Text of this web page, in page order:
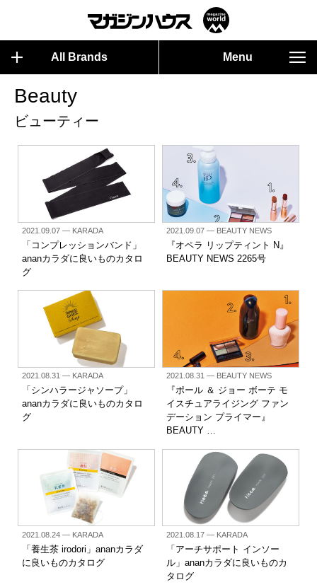
All Brands Menu
Beauty
ビューティー
2021.09.07— KARADA
「コンプレッションバンド」
ananカラダに良いものカタロ
グ
2021.09.07— BEAUTY NEWS
『オペラ リップティント N』
BEAUTY NEWS 2265号
2021.08.31— KARADA
「シンハラージャソープ」
ananカラダに良いものカタロ
グ
2021.08.31— BEAUTY NEWS
『ポール ＆ ジョー ボーテ モ
イスチュアライジング ファン
デーション プライマー』
BEAUTY …
2021.08.24— KARADA
「養生茶 irodori」ananカラダ
に良いものカタログ
2021.08.17— KARADA
「アーチサポート インソー
ル」ananカラダに良いものカ
タログ